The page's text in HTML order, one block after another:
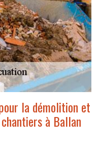
la démolition et
à Ballan